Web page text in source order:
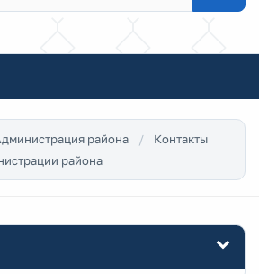
района
Контакты
района